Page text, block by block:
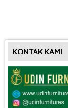
KONTAK KAMI